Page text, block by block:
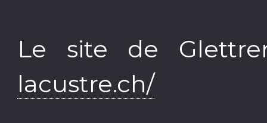
Le site de
lacustre.ch/